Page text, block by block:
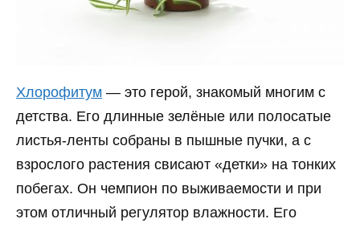
Хлорофитум — это герой, знакомый многим с
детства. Его длинные зелёные или полосатые
листья-ленты собраны в пышные пучки, а с
взрослого растения свисают «детки» на тонких
побегах. Он чемпион по выживаемости и при
этом отличный регулятор влажности. Его